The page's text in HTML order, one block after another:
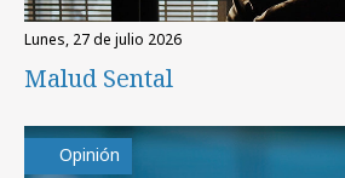
lunes, 27 de julio 2026
Malud Sental
Opinión